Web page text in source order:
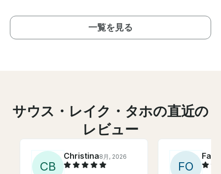
一覧を見る
サウス・レイク・タホの直近の
レビュー
CB
Christina8月, 2026
FO